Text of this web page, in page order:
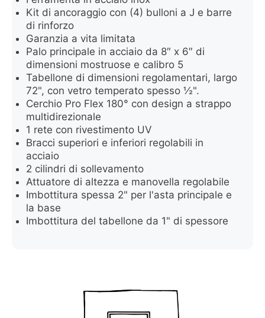
Kit di ancoraggio con (4) bulloni a J e barre
di rinforzo
Garanzia a vita limitata
Palo principale in acciaio da 8″ x 6″ di
dimensioni mostruose e calibro 5
Tabellone di dimensioni regolamentari, largo
72", con vetro temperato spesso ½".
Cerchio Pro Flex 180° con design a strappo
multidirezionale
1 rete con rivestimento UV
Bracci superiori e inferiori regolabili in
acciaio
2 cilindri di sollevamento
Attuatore di altezza e manovella regolabile
Imbottitura spessa 2" per l'asta principale e
la base
Imbottitura del tabellone da 1" di spessore